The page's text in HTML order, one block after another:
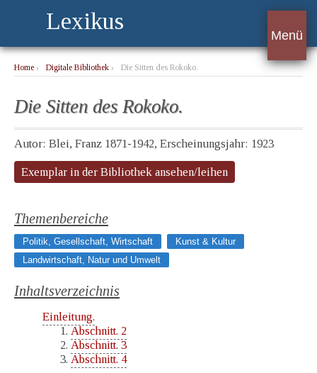
Lexikus
Menü
Home › Digitale Bibliothek › Die Sitten des Rokoko.
Die Sitten des Rokoko.
Autor: Blei, Franz 1871-1942, Erscheinungsjahr: 1923
Exemplar in der Bibliothek ansehen/leihen
Themenbereiche
Politik, Gesellschaft, Wirtschaft
Kunst & Kultur
Landwirtschaft, Natur und Umwelt
Inhaltsverzeichnis
Einleitung.
Abschnitt. 2
Abschnitt. 3
Abschnitt. 4